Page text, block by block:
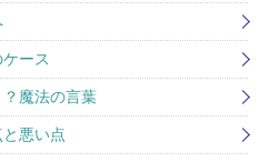
ース
魔法の言葉
悪い点